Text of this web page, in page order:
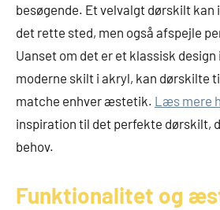
besøgende. Et velvalgt dørskilt kan
det rette sted, men også afspejle
Uanset om det er et klassisk
moderne skilt i akryl, kan dørskilte
matche enhver æstetik. Læs mere
inspiration til det perfekte dørskilt,
behov.
Funktionalitet og